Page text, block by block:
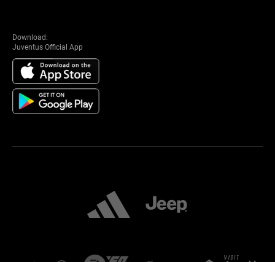
Download:
Juventus Official App